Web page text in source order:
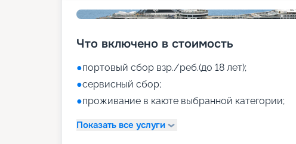
Что включено в стоимость
●портовый сбор взр./реб.(до 18 лет);
●сервисный сбор;
●проживание в каюте выбранной категории;
Показать все услуги